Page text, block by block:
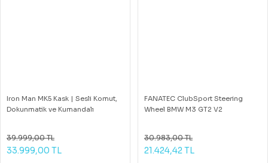
Iron Man MK5 Kask | Sesli Komut,
Dokunmatik ve Kumandalı
39.999,00 TL
33.999,00 TL
FANATEC ClubSport Steering
Wheel BMW M3 GT2 V2
30.983,00 TL
21.424,42 TL